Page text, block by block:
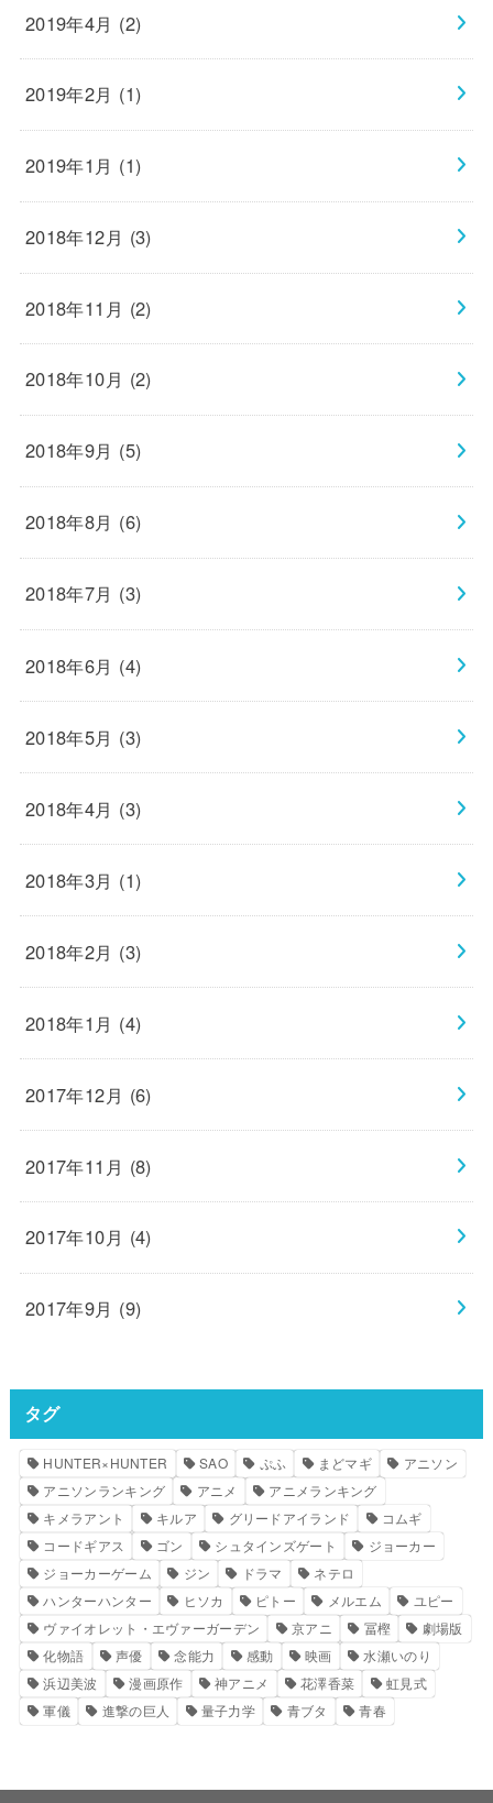
2019年4月 (2)
2019年2月 (1)
2019年1月 (1)
2018年12月 (3)
2018年11月 (2)
2018年10月 (2)
2018年9月 (5)
2018年8月 (6)
2018年7月 (3)
2018年6月 (4)
2018年5月 (3)
2018年4月 (3)
2018年3月 (1)
2018年2月 (3)
2018年1月 (4)
2017年12月 (6)
2017年11月 (8)
2017年10月 (4)
2017年9月 (9)
タグ
HUNTER×HUNTER SAO ぷふ まどマギ
アニソン
アニソンランキング
アニメ
アニメランキング
キメラアント
キルア グリードアイランド
コムギ
コードギアス
ゴン シュタインズゲート
ジョーカー
ジョーカーゲーム
ジン ドラマ
ネテロ
ハンターハンター
ヒソカ ピトー メルエム
ユピー
ヴァイオレット・エヴァーガーデン
京アニ 冨樫
劇場版
化物語
声優 念能力 感動 映画
水瀬いのり
浜辺美波
漫画原作 神アニメ 花澤香菜
虹見式
軍儀
進撃の巨人 量子力学 青ブタ 青春